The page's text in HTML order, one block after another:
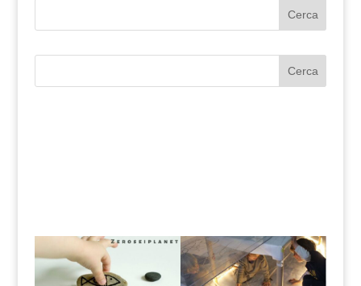
Cerca
Cerca